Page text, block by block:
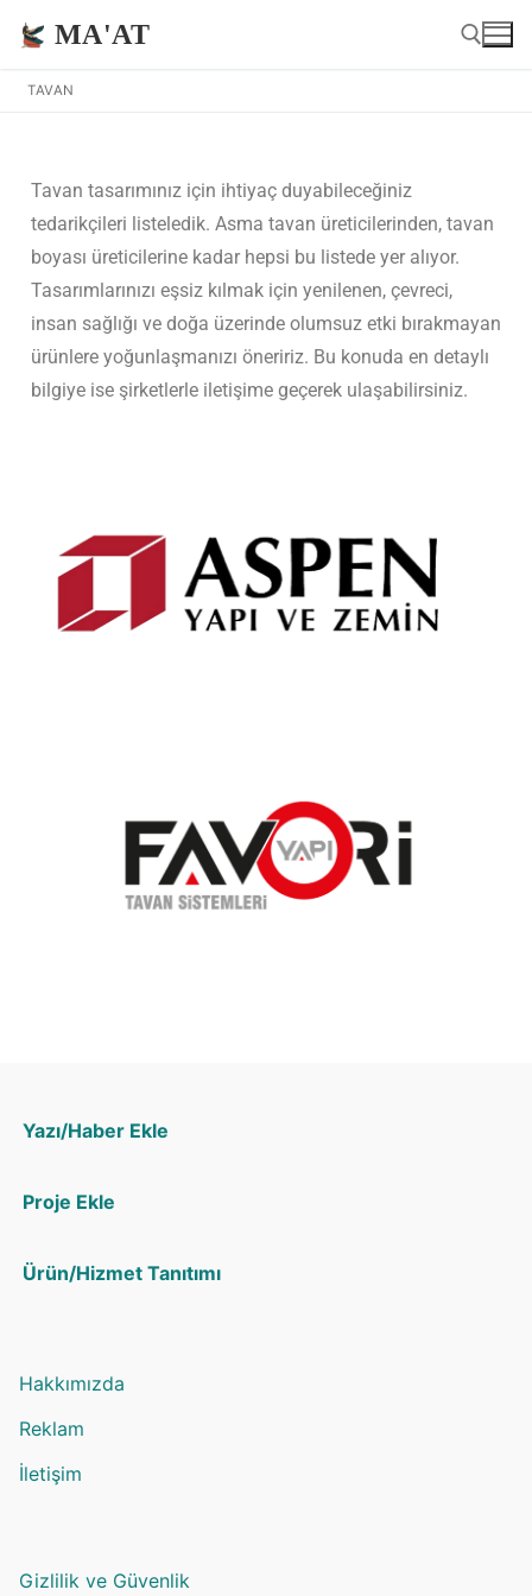
MA'AT
TAVAN
Tavan tasarımınız için ihtiyaç duyabileceğiniz
tedarikçileri listeledik. Asma tavan üreticilerinden, tavan
boyası üreticilerine kadar hepsi bu listede yer alıyor.
Tasarımlarınızı eşsiz kılmak için yenilenen, çevreci,
insan sağlığı ve doğa üzerinde olumsuz etki bırakmayan
ürünlere yoğunlaşmanızı öneririz. Bu konuda en detaylı
bilgiye ise şirketlerle iletişime geçerek ulaşabilirsiniz.
Yazı/Haber Ekle
Proje Ekle
Ürün/Hizmet Tanıtımı
Hakkımızda
Reklam
İletişim
Gizlilik ve Güvenlik